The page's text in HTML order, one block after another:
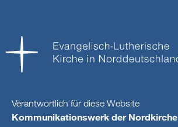
Verantwortlich für diese Website
Kommunikationswerk der Nordkirche